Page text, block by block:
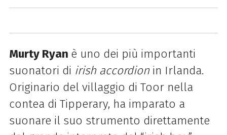
Murty Ryan è uno dei più importanti
suonatori di irish accordion in Irlanda.
Originario del villaggio di Toor nella
contea di Tipperary, ha imparato a
suonare il suo strumento direttamente